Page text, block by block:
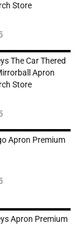
Store
The Car Thered
Apron
Store
Apron Premium
Apron Premium